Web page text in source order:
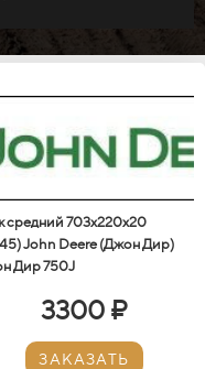
средний 703х220х20
John Deere (Джон Дир)
Дир 750J
3300 ₽
ЗАКАЗАТЬ